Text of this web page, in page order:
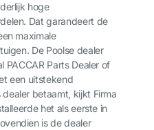
hoge
Dat garandeert de
maximale
De Poolse dealer
PACCAR Parts Dealer of
een uitstekend
betaamt, kijkt Firma
het als eerste in
is de dealer